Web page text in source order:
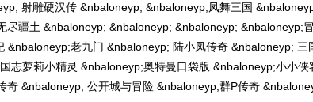
射雕硬汉传 &nbaloneyp; &nbaloneyp;凤舞三国
尽疆土 &nbaloneyp; &nbaloneyp; &nbaloneyp; &nbaloneyp;
&nbaloneyp;老九门 &nbaloneyp; 陆小凤传奇 &nbaloneyp; 三
志萝莉小精灵 &nbaloneyp;奥特曼口袋版 &nbaloneyp;小小侠
奇 &nbaloneyp; 公开城与冒险 &nbaloneyp;群P传奇